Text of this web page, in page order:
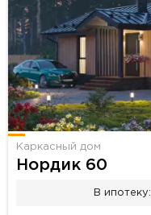
Каркасный дом
Нордик 60
В ипотеку: